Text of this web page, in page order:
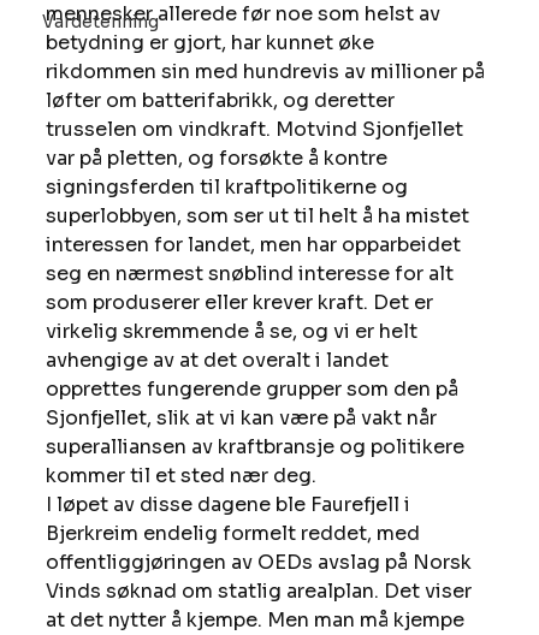
Vardetenning
mennesker allerede før noe som helst av
betydning er gjort, har kunnet øke
rikdommen sin med hundrevis av millioner på
løfter om batterifabrikk, og deretter
trusselen om vindkraft. Motvind Sjonfjellet
var på pletten, og forsøkte å kontre
signingsferden til kraftpolitikerne og
superlobbyen, som ser ut til helt å ha mistet
interessen for landet, men har opparbeidet
seg en nærmest snøblind interesse for alt
som produserer eller krever kraft. Det er
virkelig skremmende å se, og vi er helt
avhengige av at det overalt i landet
opprettes fungerende grupper som den på
Sjonfjellet, slik at vi kan være på vakt når
superalliansen av kraftbransje og politikere
kommer til et sted nær deg.
I løpet av disse dagene ble Faurefjell i
Bjerkreim endelig formelt reddet, med
offentliggjøringen av OEDs avslag på Norsk
Vinds søknad om statlig arealplan. Det viser
at det nytter å kjempe. Men man må kjempe